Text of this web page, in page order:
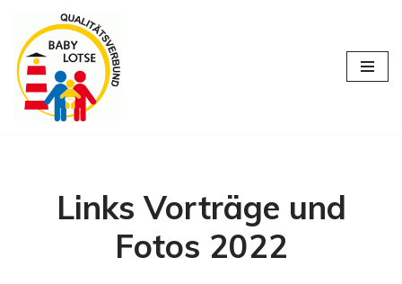
Zum
Inhalt
springen
Links Vorträge und
Fotos 2022